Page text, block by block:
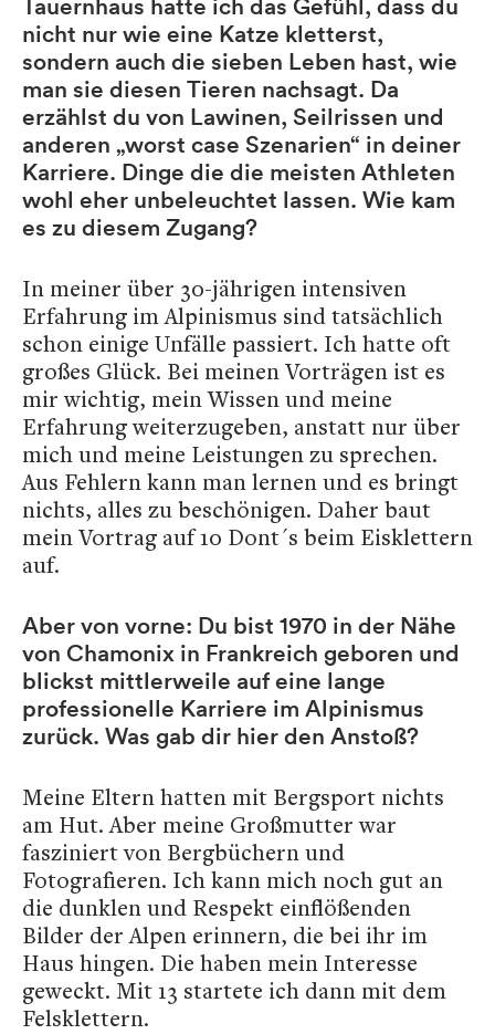
Tauernhaus hatte ich das Gefühl, dass du
nicht nur wie eine Katze kletterst,
sondern auch die sieben Leben hast, wie
man sie diesen Tieren nachsagt. Da
erzählst du von Lawinen, Seilrissen und
anderen „worst case Szenarien“ in deiner
Karriere. Dinge die die meisten Athleten
wohl eher unbeleuchtet lassen. Wie kam
es zu diesem Zugang?
In meiner über 30-jährigen intensiven
Erfahrung im Alpinismus sind tatsächlich
schon einige Unfälle passiert. Ich hatte oft
großes Glück. Bei meinen Vorträgen ist es
mir wichtig, mein Wissen und meine
Erfahrung weiterzugeben, anstatt nur über
mich und meine Leistungen zu sprechen.
Aus Fehlern kann man lernen und es bringt
nichts, alles zu beschönigen. Daher baut
mein Vortrag auf 10 Dont´s beim Eisklettern
auf.
Aber von vorne: Du bist 1970 in der Nähe
von Chamonix in Frankreich geboren und
blickst mittlerweile auf eine lange
professionelle Karriere im Alpinismus
zurück. Was gab dir hier den Anstoß?
Meine Eltern hatten mit Bergsport nichts
am Hut. Aber meine Großmutter war
fasziniert von Bergbüchern und
Fotografieren. Ich kann mich noch gut an
die dunklen und Respekt einflößenden
Bilder der Alpen erinnern, die bei ihr im
Haus hingen. Die haben mein Interesse
geweckt. Mit 13 startete ich dann mit dem
Felsklettern.